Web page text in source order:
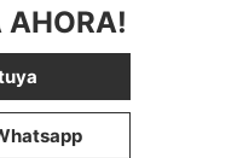
AHORA!